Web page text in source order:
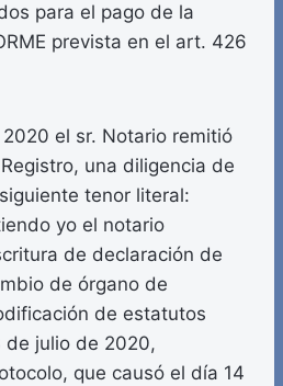
para el pago de la
prevista en el art. 426
el sr. Notario remitió
una diligencia de
tenor literal:
yo el notario
de declaración de
de órgano de
de estatutos
de julio de 2020,
que causó el día 14